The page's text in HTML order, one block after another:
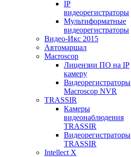
IP
видеорегистраторы
Мультиформатные
видеорегистраторы
Видео-Икс 2015
Автомаршал
Macroscop
Лицензии ПО на IP
камеру
Видеорегистраторы
Macroscop NVR
TRASSIR
Камеры
видеонаблюдения
TRASSIR
Видеорегистраторы
TRASSIR
Intellect X